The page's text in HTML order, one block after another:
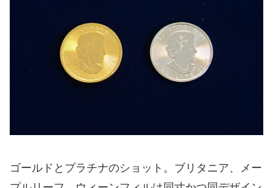
ゴールドとプラチナのショット。ブリタニア、メー